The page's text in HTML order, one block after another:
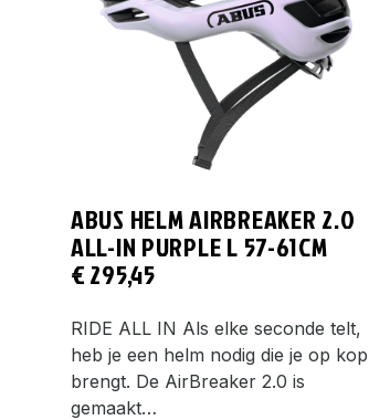
ABUS HELM AIRBREAKER 2.0
ALL-IN PURPLE L 57-61CM
€295,45
RIDE ALL IN Als elke seconde telt,
heb je een helm nodig die je op kop
brengt. De AirBreaker 2.0 is
gemaakt…